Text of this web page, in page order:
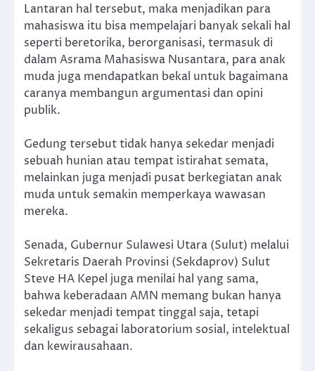
Lantaran hal tersebut, maka menjadikan para
mahasiswa itu bisa mempelajari banyak sekali hal
seperti beretorika, berorganisasi, termasuk di
dalam Asrama Mahasiswa Nusantara, para anak
muda juga mendapatkan bekal untuk bagaimana
caranya membangun argumentasi dan opini
publik.
Gedung tersebut tidak hanya sekedar menjadi
sebuah hunian atau tempat istirahat semata,
melainkan juga menjadi pusat berkegiatan anak
muda untuk semakin memperkaya wawasan
mereka.
Senada, Gubernur Sulawesi Utara (Sulut) melalui
Sekretaris Daerah Provinsi (Sekdaprov) Sulut
Steve HA Kepel juga menilai hal yang sama,
bahwa keberadaan AMN memang bukan hanya
sekedar menjadi tempat tinggal saja, tetapi
sekaligus sebagai laboratorium sosial, intelektual
dan kewirausahaan.